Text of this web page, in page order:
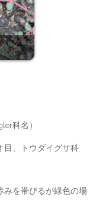
科名）
目、トウダイグサ科
みを帯びるが緑色の場